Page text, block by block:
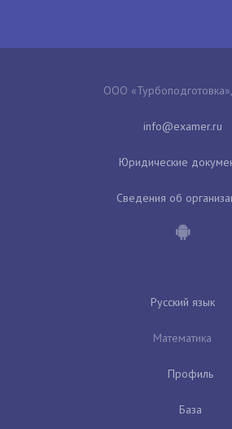
ООО
Юридические
Сведения об
Русский язык
Математика
Профиль
База